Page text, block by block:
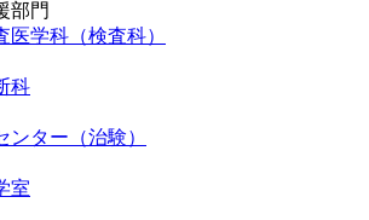
部門
医学科（検査科）
科
ンター（治験）
室